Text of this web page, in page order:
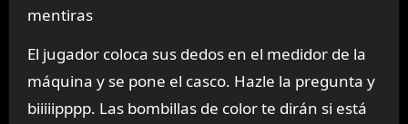
mentiras
El jugador coloca sus dedos en el medidor de la
máquina y se pone el casco. Hazle la pregunta y
biiiiipppp. Las bombillas de color te dirán si está